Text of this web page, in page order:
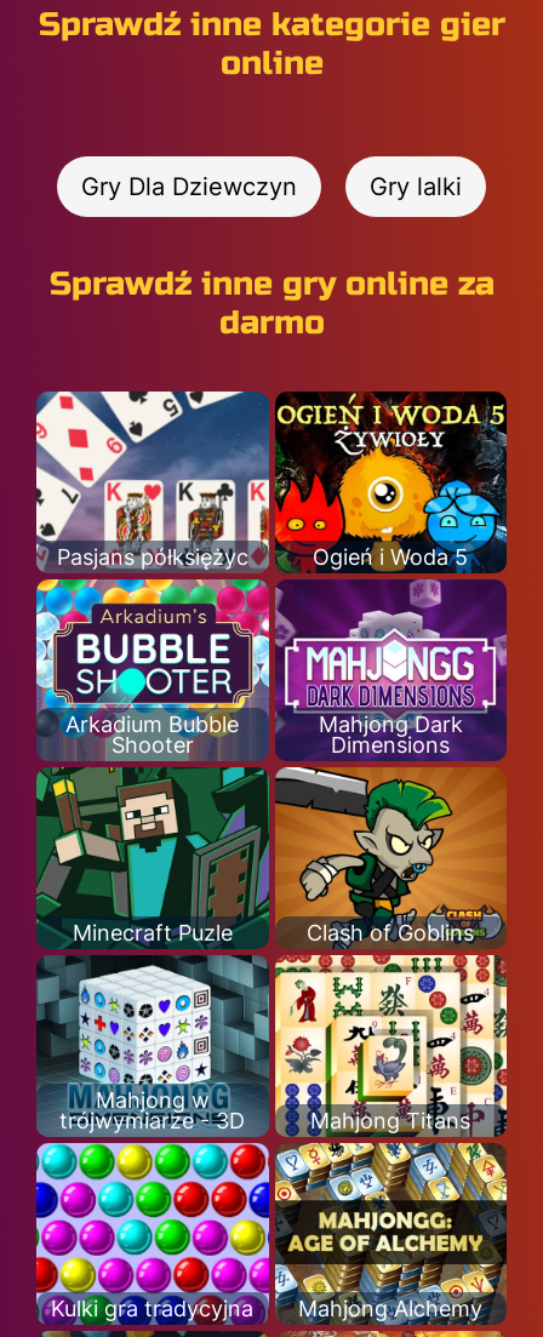
Sprawdź inne kategorie gier
online
Gry Dla Dziewczyn Gry lalki
Sprawdź inne gry online za
darmo
Pasjans półksiężyc Ogień i Woda 5
Arkadium Bubble
Shooter
Mahjong Dark
Dimensions
Minecraft Puzle Clash of Goblins
Mahjong w
trójwymiarze - 3D
Mahjong Titans
Kulki gra tradycyjna Mahjong Alchemy